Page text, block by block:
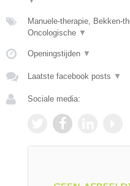
Manuele-therapie, Bekken-
Oncologische ▼
Openingstijden ▼
Laatste facebook posts ▼
Sociale media: